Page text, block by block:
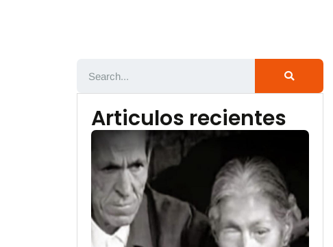
Articulos recientes